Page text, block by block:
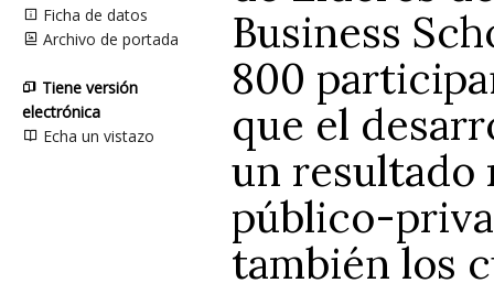
Ficha de datos
Archivo de portada
Tiene versión
electrónica
Echa un vistazo
Business
800
que el
un resultado
público-
también los